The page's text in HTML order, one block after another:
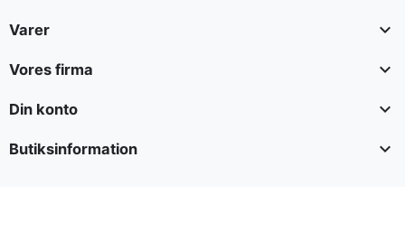
Varer 
Vores firma 
Din konto 
Butiksinformation 